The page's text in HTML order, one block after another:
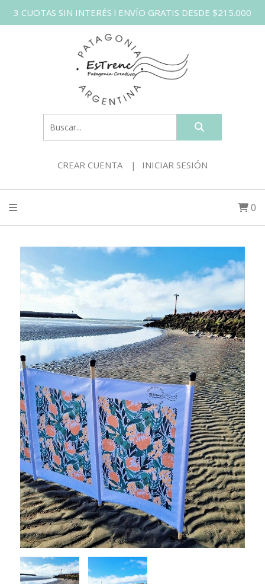
3 CUOTAS SIN INTERÉS l ENVÍO GRATIS DESDE $215.000
CREAR CUENTA INICIAR SESIÓN
0